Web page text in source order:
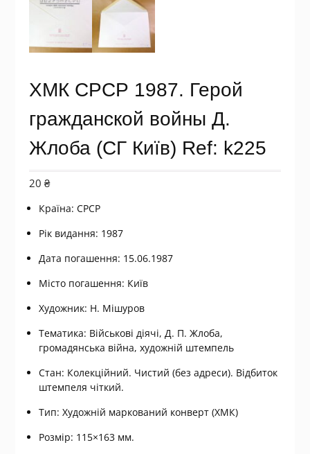
ХМК СРСР 1987. Герой
гражданской войны Д.
Жлоба (СГ Київ) Ref: k225
20 ₴
Країна: СРСР
Рік видання: 1987
Дата погашення: 15.06.1987
Місто погашення: Київ
Художник: Н. Мішуров
Тематика: Військові діячі, Д. П. Жлоба,
громадянська війна, художній штемпель
Стан: Колекційний. Чистий (без адреси). Відбиток
штемпеля чіткий.
Тип: Художній маркований конверт (ХМК)
Розмір: 115×163 мм.